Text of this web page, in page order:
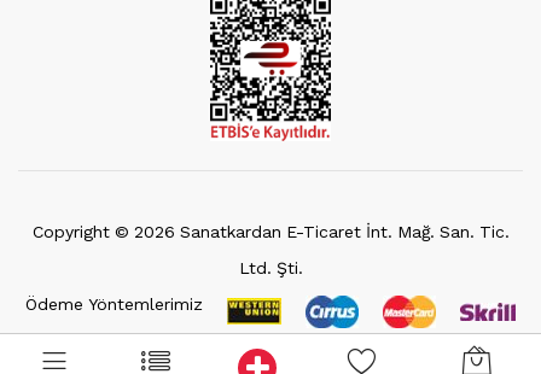
Copyright © 2026 Sanatkardan E-Ticaret İnt. Mağ. San. Tic.
Ltd. Şti.
Ödeme Yöntemlerimiz